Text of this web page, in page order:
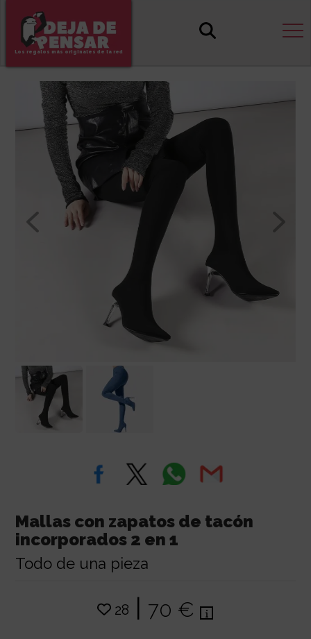
Los regalos más originales de la red
Mallas con zapatos de tacón
incorporados 2 en 1
Todo de una pieza
28 | 70 €